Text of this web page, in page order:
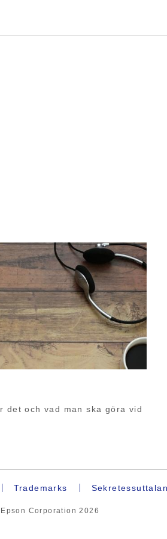
det och vad man ska göra vid
Trademarks
Corporation2026